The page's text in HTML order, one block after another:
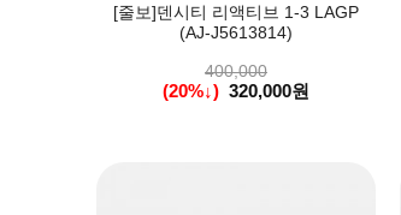
[줄보]덴시티 리액티브 1-3 LAGP
(AJ-J5613814)
400,000
(20%↓) 320,000원